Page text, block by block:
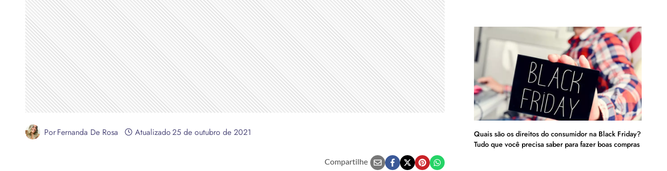
PorFernanda De Rosa Atualizado25 de outubro de 2021
Compartilhe
Quais são os direitos do consumidor na Black Friday?
Tudo que você precisa saber para fazer boas compras